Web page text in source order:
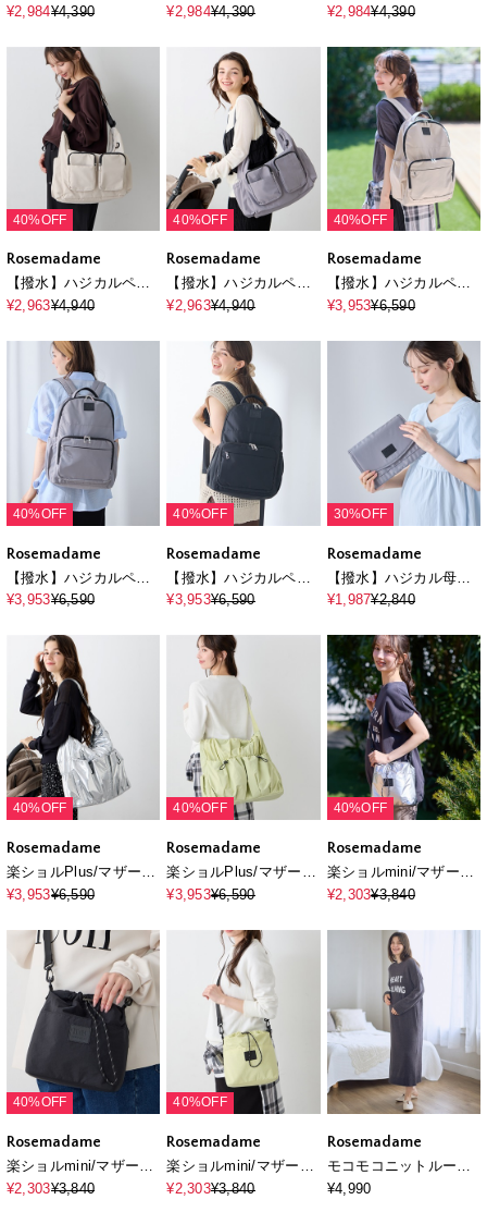
ト/マザーズバッグ
¥2,984¥4,390
ト/マザーズバッグ
¥2,984¥4,390
ト/マザーズバッグ
¥2,984¥4,390
40%OFF
Rosemadame
【撥水】ハジカルペア
レンツショルダーバッ
¥2,963¥4,940
40%OFF
Rosemadame
【撥水】ハジカルペア
レンツショルダーバッ
¥2,963¥4,940
40%OFF
Rosemadame
【撥水】ハジカルペア
レンツリュック/マザー
¥3,953¥6,590
40%OFF
Rosemadame
【撥水】ハジカルペア
レンツリュック/マザー
¥3,953¥6,590
40%OFF
Rosemadame
【撥水】ハジカルペア
レンツリュック/マザー
¥3,953¥6,590
30%OFF
Rosemadame
【撥水】ハジカル母子
手帳ケース
¥1,987¥2,840
40%OFF
Rosemadame
楽ショルPlus/マザーズ
バッグ
¥3,953¥6,590
40%OFF
Rosemadame
楽ショルPlus/マザーズ
バッグ
¥3,953¥6,590
40%OFF
Rosemadame
楽ショルmini/マザーズ
バッグ
¥2,303¥3,840
40%OFF
Rosemadame
楽ショルmini/マザーズ
バッグ
¥2,303¥3,840
40%OFF
Rosemadame
楽ショルmini/マザーズ
バッグ
¥2,303¥3,840
Rosemadame
モコモコニットルーム
ワンピース
¥4,990